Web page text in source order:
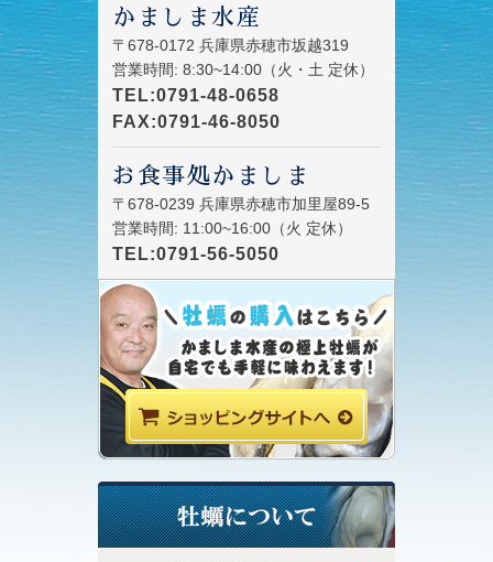
かましま水産
〒678-0172 兵庫県赤穂市坂越319
営業時間: 8:30~14:00（火・土 定休）
TEL:0791-48-0658
FAX:0791-46-8050
お食事処かましま
〒678-0239 兵庫県赤穂市加里屋89-5
営業時間: 11:00~16:00（火 定休）
TEL:0791-56-5050